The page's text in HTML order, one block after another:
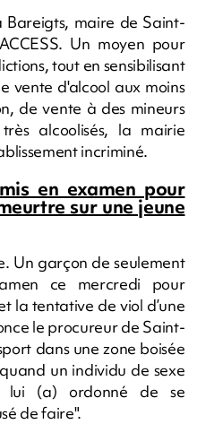
Bareigts, maire de Saint-
Un moyen pour
tout en sensibilisant
vente d'alcool aux moins
de vente à des mineurs
alcoolisés, la mairie
incriminé.
en examen pour
sur une jeune
Un garçon de seulement
ce mercredi pour
la tentative de viol d’une
le procureur de Saint-
dans une zone boisée
un individu de sexe
lui (a) ordonné de se
de faire".